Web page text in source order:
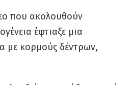
που ακολουθούν
έφτιαξε μια
με κορμούς δέντρων,